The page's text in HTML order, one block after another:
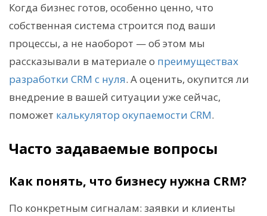
Когда бизнес готов, особенно ценно, что
собственная система строится под ваши
процессы, а не наоборот — об этом мы
рассказывали в материале о преимуществах
разработки CRM с нуля. А оценить, окупится ли
внедрение в вашей ситуации уже сейчас,
поможет калькулятор окупаемости CRM.
Часто задаваемые вопросы
Как понять, что бизнесу нужна CRM?
По конкретным сигналам: заявки и клиенты